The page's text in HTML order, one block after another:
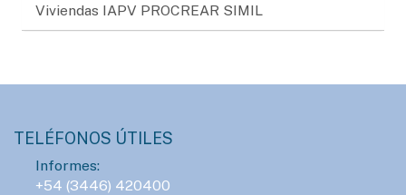
Viviendas IAPV PROCREAR SIMIL
TELÉFONOS ÚTILES
Informes:
+54 (3446) 420400